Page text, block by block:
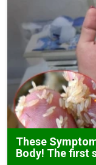
These
Body! The first